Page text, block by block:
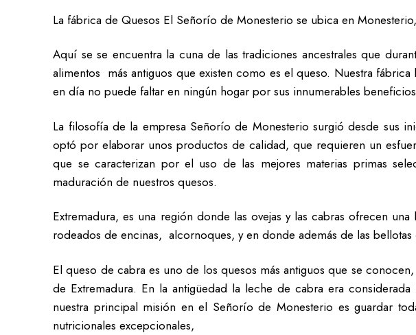
La fábrica de Quesos El Señorío de Monesterio se ubica en
Aquí se se encuentra la cuna de las tradiciones ancestrales que
alimentos más antiguos que existen como es el queso. Nuestra
en día no puede faltar en ningún hogar por sus innumerables
La filosofía de la empresa Señorío de Monesterio surgió desde sus
optó por elaborar unos productos de calidad, que requieren un
que se caracterizan por el uso de las mejores materias primas
maduración de nuestros quesos.
Extremadura, es una región donde las ovejas y las cabras ofrecen
rodeados de encinas, alcornoques, y en donde además de las
El queso de cabra es uno de los quesos más antiguos que se
de Extremadura. En la antigüedad la leche de cabra era
nuestra principal misión en el Señorío de Monesterio es guardar
nutricionales excepcionales,